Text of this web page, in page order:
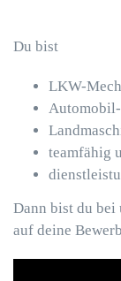
Du bist
LKW-
teamfähig
Dann bist du bei
auf deine